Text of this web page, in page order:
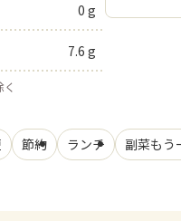
0 g
7.6 g
節約 ランチ 副菜もう